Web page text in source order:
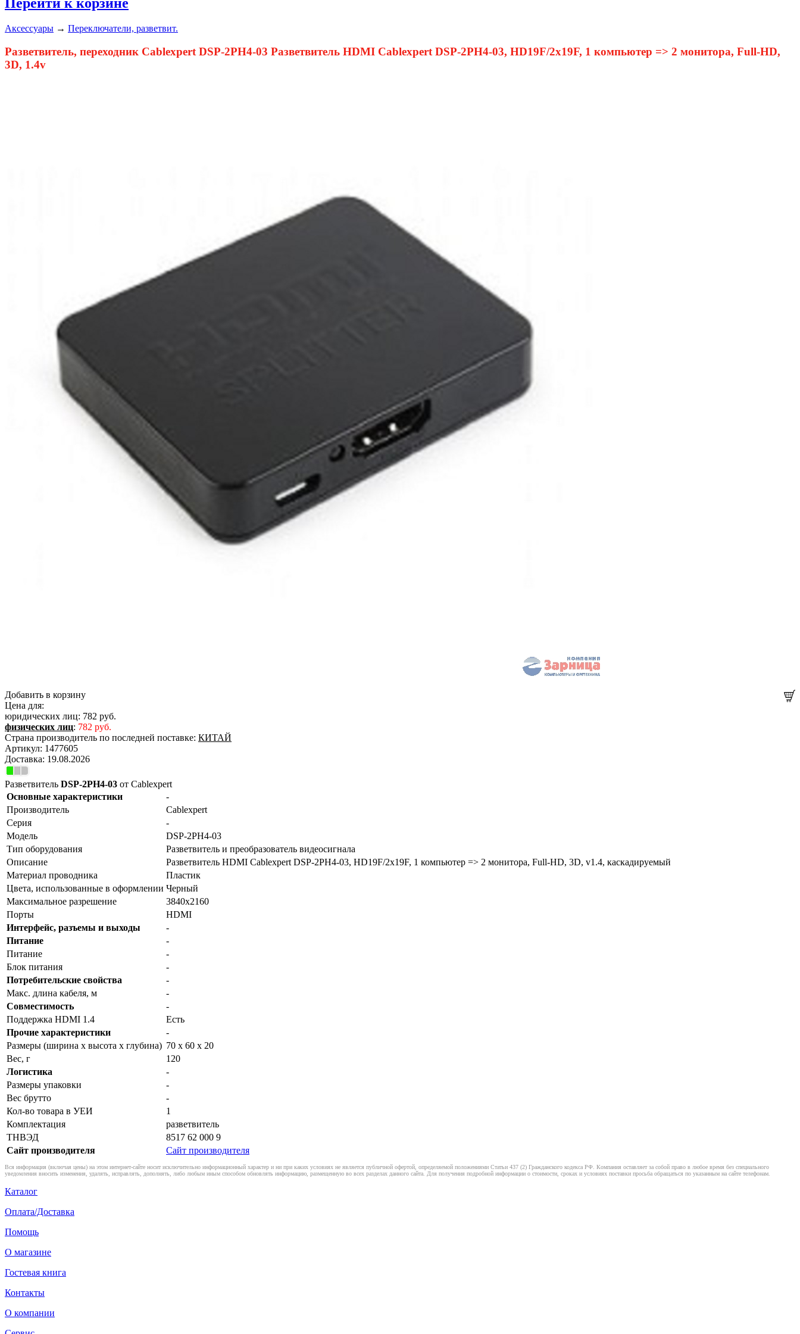
Аксессуары → Переключатели, разветвит.
Разветвитель, переходник Cablexpert DSP-2PH4-03 Разветвитель HDMI Cablexpert DSP-2PH4-03, HD19F/2x19F, 1 компьютер => 2 монитора, Full-HD,
3D, 1.4v
Добавить в корзину
Цена для:
юридических лиц: 782 руб.
физических лиц: 782 руб.
Страна производитель по последней поставке: КИТАЙ
Артикул: 1477605
Доставка: 19.08.2026
Разветвитель DSP-2PH4-03 от Cablexpert
Основные характеристики
-
Производитель
Cablexpert
Серия
-
Модель
DSP-2PH4-03
Тип оборудования
Разветвитель и преобразователь видеосигнала
Описание
Разветвитель HDMI Cablexpert DSP-2PH4-03, HD19F/2x19F, 1 компьютер => 2 монитора, Full-HD, 3D, v1.4, каскадируемый
Материал проводника
Пластик
Цвета, использованные в оформлении Черный
Максимальное разрешение
3840x2160
Порты
HDMI
Интерфейс, разъемы и выходы
-
Питание
-
Питание
-
Блок питания
-
Потребительские свойства
-
Макс. длина кабеля, м
-
Совместимость
-
Поддержка HDMI 1.4
Есть
Прочие характеристики
-
Размеры (ширина x высота x глубина) 70 x 60 x 20
Вес, г
120
Логистика
-
Размеры упаковки
-
Вес брутто
-
Кол-во товара в УЕИ
1
Комплектация
разветвитель
ТНВЭД
8517 62 000 9
Сайт производителя
Сайт производителя
Вся информация (включая цены) на этом интернет-сайте носит исключительно информационный характер и ни при каких условиях не является публичной офертой, определяемой положениями Статьи 437 (2) Гражданского кодекса РФ. Компания оставляет за собой право в любое время без специального
уведомления вносить изменения, удалять, исправлять, дополнять, либо любым иным способом обновлять информацию, размещенную во всех разделах данного сайта. Для получения подробной информации о стоимости, сроках и условиях поставки просьба обращаться по указанным на сайте телефонам.
Каталог
Оплата/Доставка
Помощь
О магазине
Гостевая книга
Контакты
О компании